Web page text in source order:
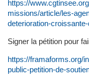
https://
missions/article/les-
deterioration-
Signer la pétition pour
https://framaforms.org/
public-petition-de-